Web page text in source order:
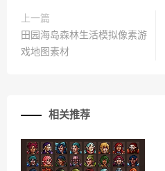
上一篇
田园海岛森林生活模拟像素游
戏地图素材
相关推荐